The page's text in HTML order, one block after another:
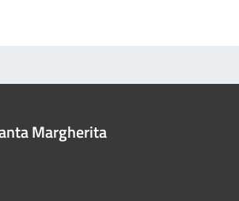
Margherita